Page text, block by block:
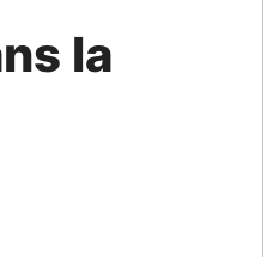
la